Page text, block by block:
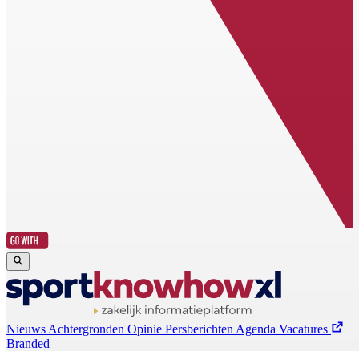
Nieuws Achtergronden Opinie Persberichten Agenda Vacatures
Branded